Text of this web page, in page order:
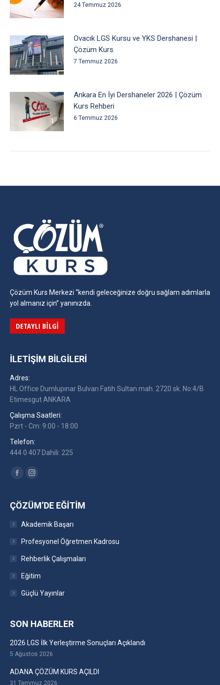
24 Temmuz 2026
Ovacık LGS Kursu ve YKS Dershanesi |
Çözüm Kurs
7 Temmuz 2026
Ankara En İyi Dershaneler 2026 | Çözüm
Kurs Rehberi
6 Temmuz 2026
Çözüm Kurs Merkezi “kendi geleceğinize doğru sağlam adımlarla
yol almanız için” yanınızda.
DETAYLI BILGI
İLETIŞIM BILGILERI
Adres:
HL Office Dumlupınar Bulvarı Fatih Sultan mah. 2720 sk. No:4/B
Etimesgut ANKARA
Çalışma Saatleri:
Pzrt - Cm: 9:00 - 18:00
Telefon:
444 0 407 Dahili: 225
Find us on:
FacebookInstagram
ÇÖZÜM’DE EĞITIM
Akademik Başarı
Profesyonel Öğretmen Kadrosu
Rehberlik Çalışmaları
Eğitim
Güçlü Yayınlar
SON HABERLER
2026 LGS İlk Yerleştirme Sonuçları Açıklandı
5 Ağustos 2026
ADANA ÇÖZÜM KURS AÇILDI
31 Temmuz 2026